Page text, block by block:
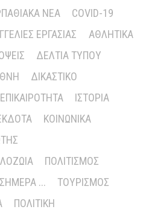
ΝΈΑ
COVID-19
ΕΡΓΑΣΊΑΣ
ΑΘΛΗΤΙΚΆ
ΔΕΛΤΊΑ ΤΎΠΟΥ
ΔΙΚΑΣΤΙΚΌ
ΕΠΙΚΑΙΡΌΤΗΤΑ
ΙΣΤΟΡΊΑ
ΚΟΙΝΩΝΙΚΆ
ΠΟΛΙΤΙΣΜΌΣ
...
ΤΟΥΡΙΣΜΌΣ
ΠΟΛΙΤΙΚΉ